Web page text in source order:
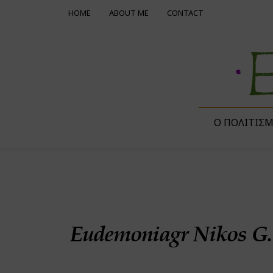
HOME ABOUT ME CONTACT
Ο
Eudemoniagr Nikos